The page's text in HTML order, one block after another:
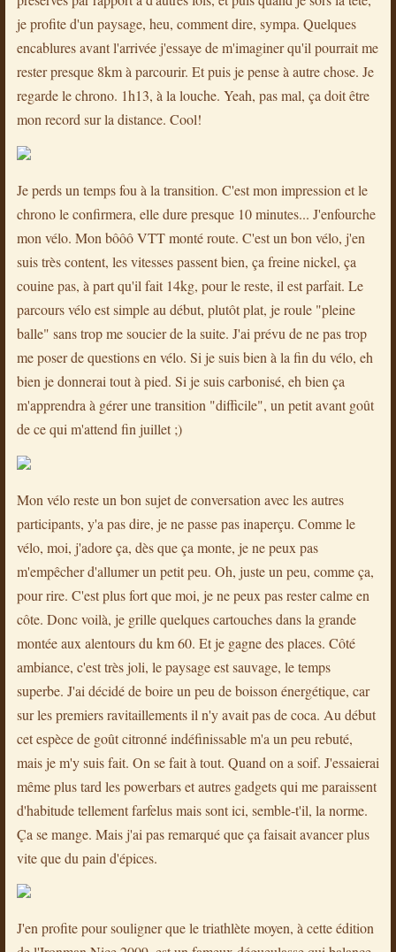
je profite d'un paysage, heu, comment dire, sympa. Quelques
encablures avant l'arrivée j'essaye de m'imaginer qu'il pourrait me
rester presque 8km à parcourir. Et puis je pense à autre chose. Je
regarde le chrono. 1h13, à la louche. Yeah, pas mal, ça doit être
mon record sur la distance. Cool!
Je perds un temps fou à la transition. C'est mon impression et le
chrono le confirmera, elle dure presque 10 minutes... J'enfourche
mon vélo. Mon bôôô VTT monté route. C'est un bon vélo, j'en
suis très content, les vitesses passent bien, ça freine nickel, ça
couine pas, à part qu'il fait 14kg, pour le reste, il est parfait. Le
parcours vélo est simple au début, plutôt plat, je roule "pleine
balle" sans trop me soucier de la suite. J'ai prévu de ne pas trop
me poser de questions en vélo. Si je suis bien à la fin du vélo, eh
bien je donnerai tout à pied. Si je suis carbonisé, eh bien ça
m'apprendra à gérer une transition "difficile", un petit avant goût
de ce qui m'attend fin juillet ;)
Mon vélo reste un bon sujet de conversation avec les autres
participants, y'a pas dire, je ne passe pas inaperçu. Comme le
vélo, moi, j'adore ça, dès que ça monte, je ne peux pas
m'empêcher d'allumer un petit peu. Oh, juste un peu, comme ça,
pour rire. C'est plus fort que moi, je ne peux pas rester calme en
côte. Donc voilà, je grille quelques cartouches dans la grande
montée aux alentours du km 60. Et je gagne des places. Côté
ambiance, c'est très joli, le paysage est sauvage, le temps
superbe. J'ai décidé de boire un peu de boisson énergétique, car
sur les premiers ravitaillements il n'y avait pas de coca. Au début
cet espèce de goût citronné indéfinissable m'a un peu rebuté,
mais je m'y suis fait. On se fait à tout. Quand on a soif. J'essaierai
même plus tard les powerbars et autres gadgets qui me paraissent
d'habitude tellement farfelus mais sont ici, semble-t'il, la norme.
Ça se mange. Mais j'ai pas remarqué que ça faisait avancer plus
vite que du pain d'épices.
J'en profite pour souligner que le triathlète moyen, à cette édition